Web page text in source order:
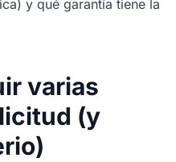
y qué garantía tiene la
varias
(y